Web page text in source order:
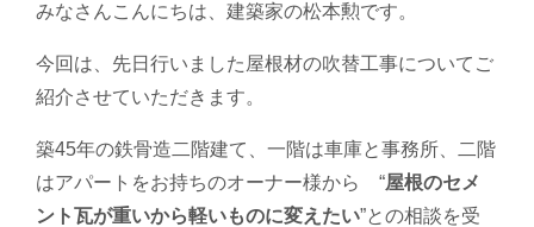
みなさんこんにちは、建築家の松本勲です。
今回は、先日行いました屋根材の吹替工事についてご
紹介させていただきます。
築45年の鉄骨造二階建て、一階は車庫と事務所、二階
はアパートをお持ちのオーナー様から “屋根のセメ
ント瓦が重いから軽いものに変えたい”との相談を受